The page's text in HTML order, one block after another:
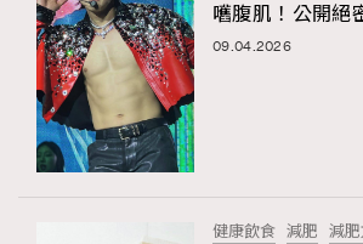
Hommes
AFrenchMind
嚿腹肌！公開絕
09.04.2026
健康飲食 減肥 減